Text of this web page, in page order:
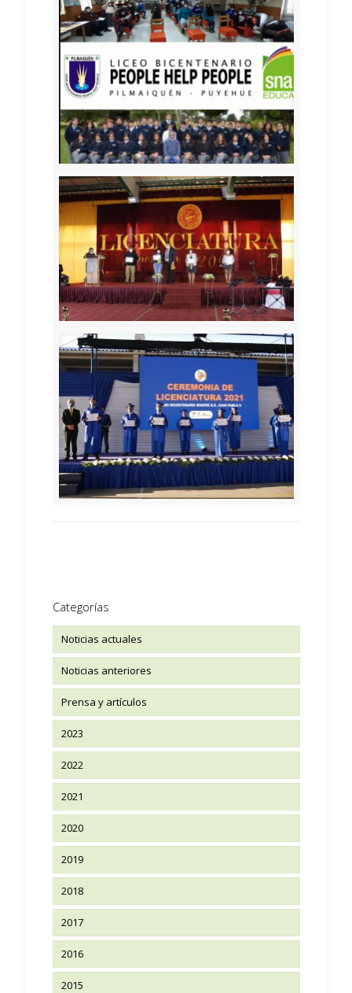
Categorías
Noticias actuales
Noticias anteriores
Prensa y artículos
2023
2022
2021
2020
2019
2018
2017
2016
2015